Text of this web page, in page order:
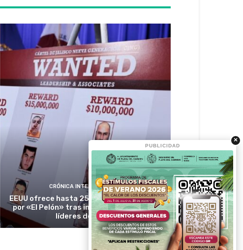
CRÓNICA INTERNACIONAL
EEUU ofrece hasta 25 millones de dólares
por «El Pelón» tras imputar a presuntos
líderes del CJNG
×
PUBLICIDAD